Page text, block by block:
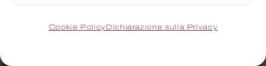
Cookie PolicyDichiarazione sulla Privacy
L’importanza di